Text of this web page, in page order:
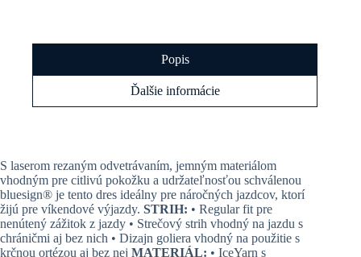
Popis
Ďalšie informácie
S laserom rezaným odvetrávaním, jemným materiálom
vhodným pre citlivú pokožku a udržateľnosťou schválenou
bluesign® je tento dres ideálny pre náročných jazdcov, ktorí
žijú pre víkendové výjazdy. STRIH: • Regular fit pre
nenútený zážitok z jazdy • Strečový strih vhodný na jazdu s
chráničmi aj bez nich • Dizajn goliera vhodný na použitie s
krčnou ortézou aj bez nej MATERIÁL: • IceYarn s